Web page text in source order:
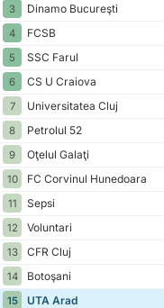
3
Dinamo Bucureşti
4
FCSB
5
SSC Farul
6
CS U Craiova
7
Universitatea Cluj
8
Petrolul 52
9
Oţelul Galaţi
10
FC Corvinul Hunedoara
11
Sepsi
12
Voluntari
13
CFR Cluj
14
Botoşani
15
UTA Arad